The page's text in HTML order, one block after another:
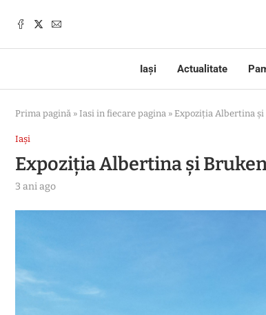
Iași Actualitate
Prima pagină » Iasi in fiecare pagina » Expoziția Albertina și
Iași
Expoziția Albertina și
3 ani ago